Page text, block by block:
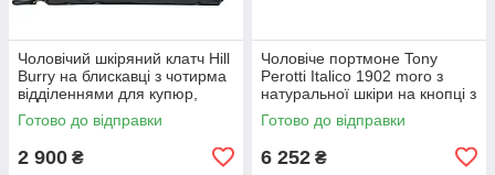
Чоловічий шкіряний клатч Hill
Burry на блискавці з чотирма
відділеннями для купюр,
чорний VLHB2080WHS
Готово до відправки
2 900 ₴
Чоловіче портмоне Tony
Perotti Italico 1902 moro з
натуральної шкіри на кнопці з
монетницею, коричневе
VLItalico1902moro
Готово до відправки
6 252 ₴